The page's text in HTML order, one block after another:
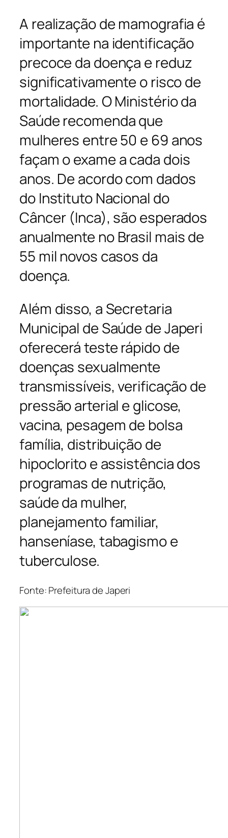
A realização de mamografia é
importante na identificação
precoce da doença e reduz
significativamente o risco de
mortalidade. O Ministério da
Saúde recomenda que
mulheres entre 50 e 69 anos
façam o exame a cada dois
anos. De acordo com dados
do Instituto Nacional do
Câncer (Inca), são esperados
anualmente no Brasil mais de
55 mil novos casos da
doença.
Além disso, a Secretaria
Municipal de Saúde de Japeri
oferecerá teste rápido de
doenças sexualmente
transmissíveis, verificação de
pressão arterial e glicose,
vacina, pesagem de bolsa
família, distribuição de
hipoclorito e assistência dos
programas de nutrição,
saúde da mulher,
planejamento familiar,
hanseníase, tabagismo e
tuberculose.
Fonte: Prefeitura de Japeri